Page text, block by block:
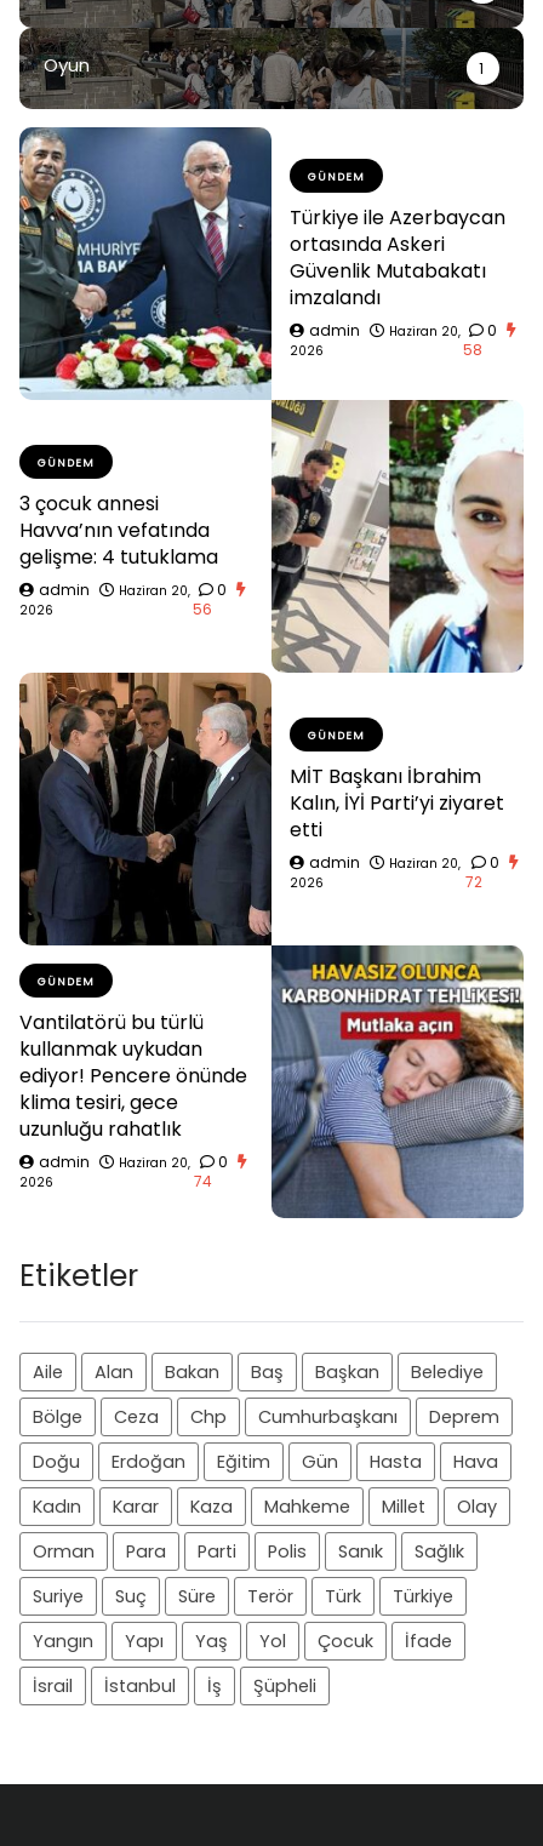
Oyun 1
GÜNDEM
Türkiye ile Azerbaycan
ortasında Askeri
Güvenlik Mutabakatı
imzalandı
admin
Haziran 20,
2026
0
58
GÜNDEM
3 çocuk annesi
Havva’nın vefatında
gelişme: 4 tutuklama
admin
Haziran 20,
2026
0
56
GÜNDEM
MİT Başkanı İbrahim
Kalın, İYİ Parti’yi ziyaret
etti
admin
Haziran 20,
2026
0
72
GÜNDEM
Vantilatörü bu türlü
kullanmak uykudan
ediyor! Pencere önünde
klima tesiri, gece
uzunluğu rahatlık
admin
Haziran 20,
2026
0
74
Etiketler
Aile Alan Bakan Baş Başkan
Belediye
Bölge
Ceza Chp Cumhurbaşkanı
Deprem
Doğu
Erdoğan Eğitim Gün Hasta
Hava
Kadın
Karar Kaza Mahkeme Millet
Olay
Orman
Para Parti Polis Sanık
Sağlık
Suriye
Suç Süre Terör Türk
Türkiye
Yangın
Yapı Yaş Yol Çocuk
İfade
İsrail
İstanbul İş Şüpheli